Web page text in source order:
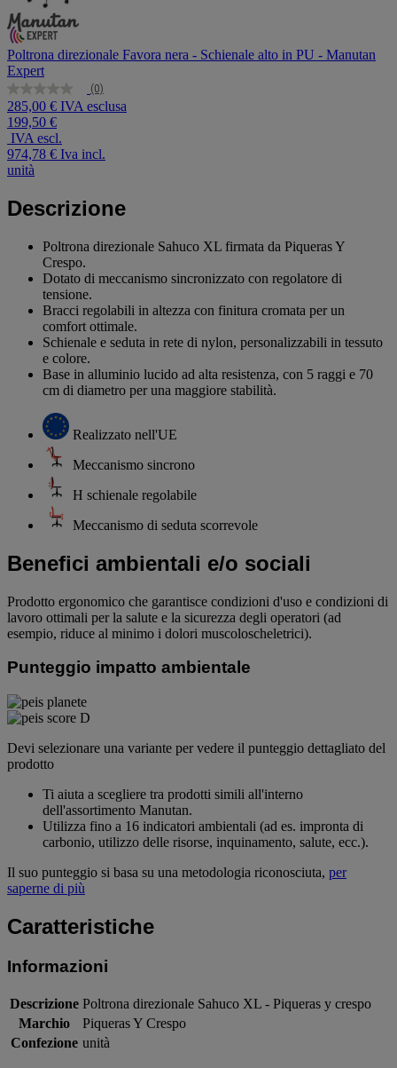
Poltrona direzionale Favora nera - Schienale alto in PU - Manutan
Expert
Nessuna
valutazione
Stesso
link
alla
pagina.
(0)
285,00 € IVA esclusa
199,50 €
IVA escl.
974,78 € Iva incl.
unità
Descrizione
Poltrona direzionale Sahuco XL firmata da Piqueras Y
Crespo.
Dotato di meccanismo sincronizzato con regolatore di
tensione.
Bracci regolabili in altezza con finitura cromata per un
comfort ottimale.
Schienale e seduta in rete di nylon, personalizzabili in tessuto
e colore.
Base in alluminio lucido ad alta resistenza, con 5 raggi e 70
cm di diametro per una maggiore stabilità.
Realizzato nell'UE
Meccanismo sincrono
H schienale regolabile
Meccanismo di seduta scorrevole
Benefici ambientali e/o sociali
Prodotto ergonomico che garantisce condizioni d'uso e condizioni di
lavoro ottimali per la salute e la sicurezza degli operatori (ad
esempio, riduce al minimo i dolori muscoloscheletrici).
Punteggio impatto ambientale
Devi selezionare una variante per vedere il punteggio dettagliato del
prodotto
Ti aiuta a scegliere tra prodotti simili all'interno
dell'assortimento Manutan.
Utilizza fino a 16 indicatori ambientali (ad es. impronta di
carbonio, utilizzo delle risorse, inquinamento, salute, ecc.).
Il suo punteggio si basa su una metodologia riconosciuta, per
saperne di più
Caratteristiche
Informazioni
Descrizione Poltrona direzionale Sahuco XL - Piqueras y crespo
Marchio
Piqueras Y Crespo
Confezione unità